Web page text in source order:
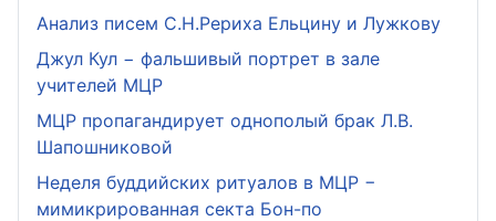
Анализ писем С.Н.Рериха Ельцину и Лужкову
Джул Кул − фальшивый портрет в зале
учителей МЦР
МЦР пропагандирует однополый брак Л.В.
Шапошниковой
Неделя буддийских ритуалов в МЦР −
мимикрированная секта Бон-по